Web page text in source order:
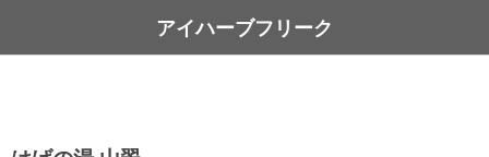
アイハーブフリーク